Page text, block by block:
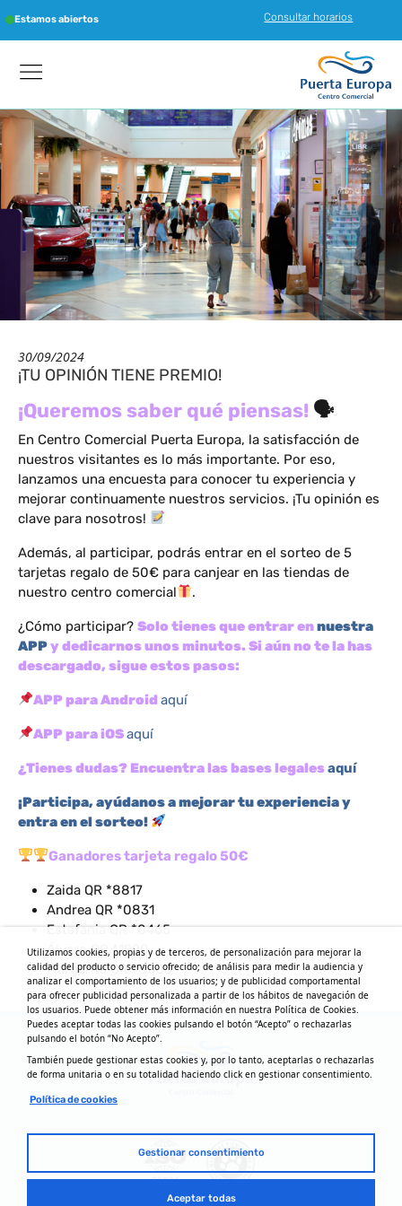
Estamos abiertos Consultar horarios
30/09/2024
¡TU OPINIÓN TIENE PREMIO!
¡Queremos saber qué piensas! 🗣
En Centro Comercial Puerta Europa, la satisfacción de
nuestros visitantes es lo más importante. Por eso,
lanzamos una encuesta para conocer tu experiencia y
mejorar continuamente nuestros servicios. ¡Tu opinión es
clave para nosotros!
Además, al participar, podrás entrar en el sorteo de 5
tarjetas regalo de 50€ para canjear en las tiendas de
nuestro centro comercial
.
¿Cómo participar? Solo tienes que entrar ennuestra
APPy dedicarnos unos minutos. Si aún no te la has
descargado, sigue estos pasos:
APP para Androidaquí
APP para iOSaquí
¿Tienes dudas? Encuentra las bases legalesaquí
¡Participa, ayúdanos a mejorar tu experiencia y
entra en el sorteo!
Ganadores tarjeta regalo 50€
Zaida QR *8817
Andrea QR *0831
Estefania QR *0465
Álvaro QR *1990
Margarita QR *8506
Utilizamos cookies, propias y de terceros, de personalización para mejorar la
calidad del producto o servicio ofrecido; de análisis para medir la audiencia y
analizar el comportamiento de los usuarios; y de publicidad comportamental
para ofrecer publicidad personalizada a partir de los hábitos de navegación de
los usuarios. Puede obtener más información en nuestra Política de Cookies.
Puedes aceptar todas las cookies pulsando el botón “Acepto” o rechazarlas
pulsando el botón “No Acepto”.
También puede gestionar estas cookies y, por lo tanto, aceptarlas o rechazarlas
de forma unitaria o en su totalidad haciendo click en gestionar consentimiento.
Política de cookies
Gestionar consentimiento
Aceptar todas